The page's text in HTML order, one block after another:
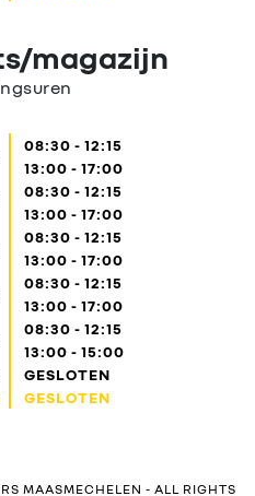
magazijn
08:30 - 12:15
13:00 - 17:00
08:30 - 12:15
13:00 - 17:00
08:30 - 12:15
13:00 - 17:00
08:30 - 12:15
13:00 - 17:00
08:30 - 12:15
13:00 - 15:00
GESLOTEN
GESLOTEN
MAASMECHELEN - ALL RIGHTS